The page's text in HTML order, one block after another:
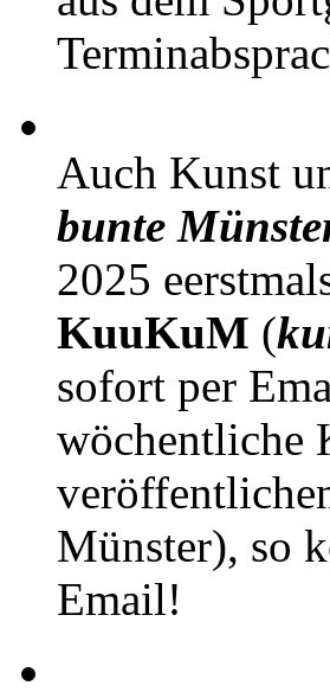
Auch Kunst
bunte
2025
KuuKuM (
sofort per
wöchentliche
Münster), so
Email!